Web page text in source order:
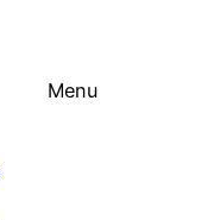
Menu